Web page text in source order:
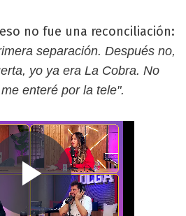
no fue una reconciliación:
separación. Después no,
yo ya era La Cobra. No
enteré por la tele".